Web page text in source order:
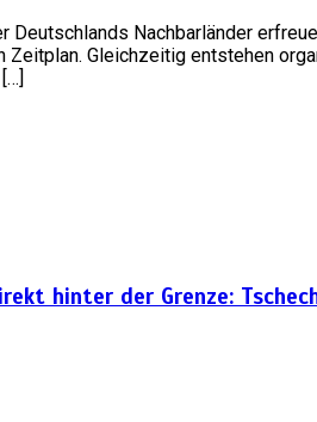
Deutschlands Nachbarländer
Gleichzeitig entstehen
hinter der Grenze: